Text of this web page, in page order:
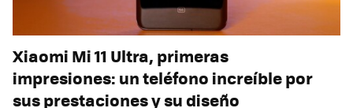
Xiaomi Mi 11 Ultra, primeras
impresiones: un teléfono increíble por
sus prestaciones y su diseño